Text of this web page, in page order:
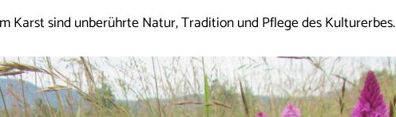
Karst sind unberührte Natur, Tradition und Pflege des Kulturerbes.